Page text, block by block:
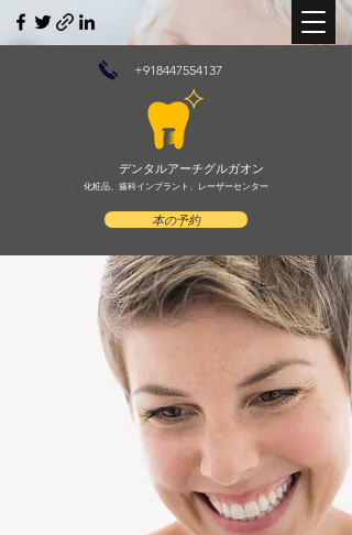
+918447554137
デンタルアーチグルガオン
化粧品、歯科インプラント、レーザーセンター
本の予約